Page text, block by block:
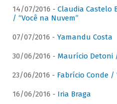
14/07/2016 - Claudia Castelo
/ “Você na Nuvem”
07/07/2016 - Yamandu Costa
30/06/2016 - Maurício Detoni
23/06/2016 - Fabrício Conde /
16/06/2016 - Iria Braga